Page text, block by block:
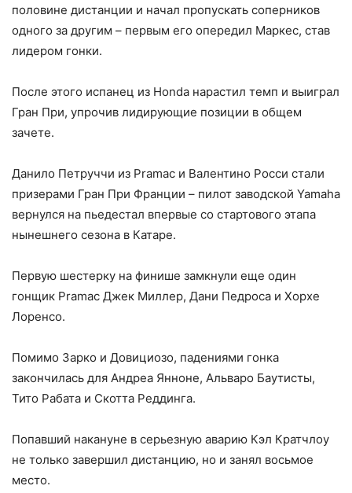
половине дистанции и начал пропускать соперников
одного за другим – первым его опередил Маркес, став
лидером гонки.
После этого испанец из Honda нарастил темп и выиграл
Гран При, упрочив лидирующие позиции в общем
зачете.
Данило Петруччи из Pramac и Валентино Росси стали
призерами Гран При Франции – пилот заводской Yamaha
вернулся на пьедестал впервые со стартового этапа
нынешнего сезона в Катаре.
Первую шестерку на финише замкнули еще один
гонщик Pramac Джек Миллер, Дани Педроса и Хорхе
Лоренсо.
Помимо Зарко и Довициозо, падениями гонка
закончилась для Андреа Янноне, Альваро Баутисты,
Тито Рабата и Скотта Реддинга.
Попавший накануне в серьезную аварию Кэл Кратчлоу
не только завершил дистанцию, но и занял восьмое
место.